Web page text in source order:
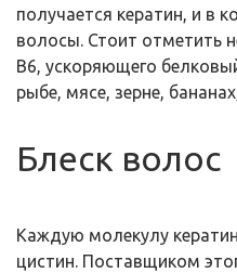
получается кератин, и в
волосы. Стоит отметить
В6, ускоряющего
рыбе, мясе, зерне,
Блеск волос
Каждую молекулу
цистин. Поставщиком